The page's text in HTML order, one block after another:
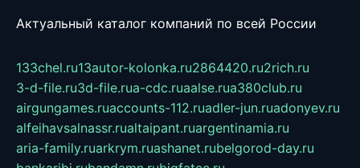
Актуальный каталог компаний по всей России
133chel.ru13autor-kolonka.ru2864420.ru2rich.ru
3-d-file.ru3d-file.rua-cdc.ruaalse.rua380club.ru
airgungames.ruaccounts-112.ruadler-jun.ruadonyev.ru
alfeihavsalnassr.rualtaipant.ruargentinamia.ru
aria-family.ruarkrym.ruashanet.rubelgorod-day.ru